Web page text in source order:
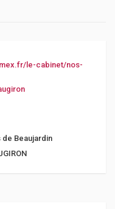
le-cabinet/nos-
de Beaujardin